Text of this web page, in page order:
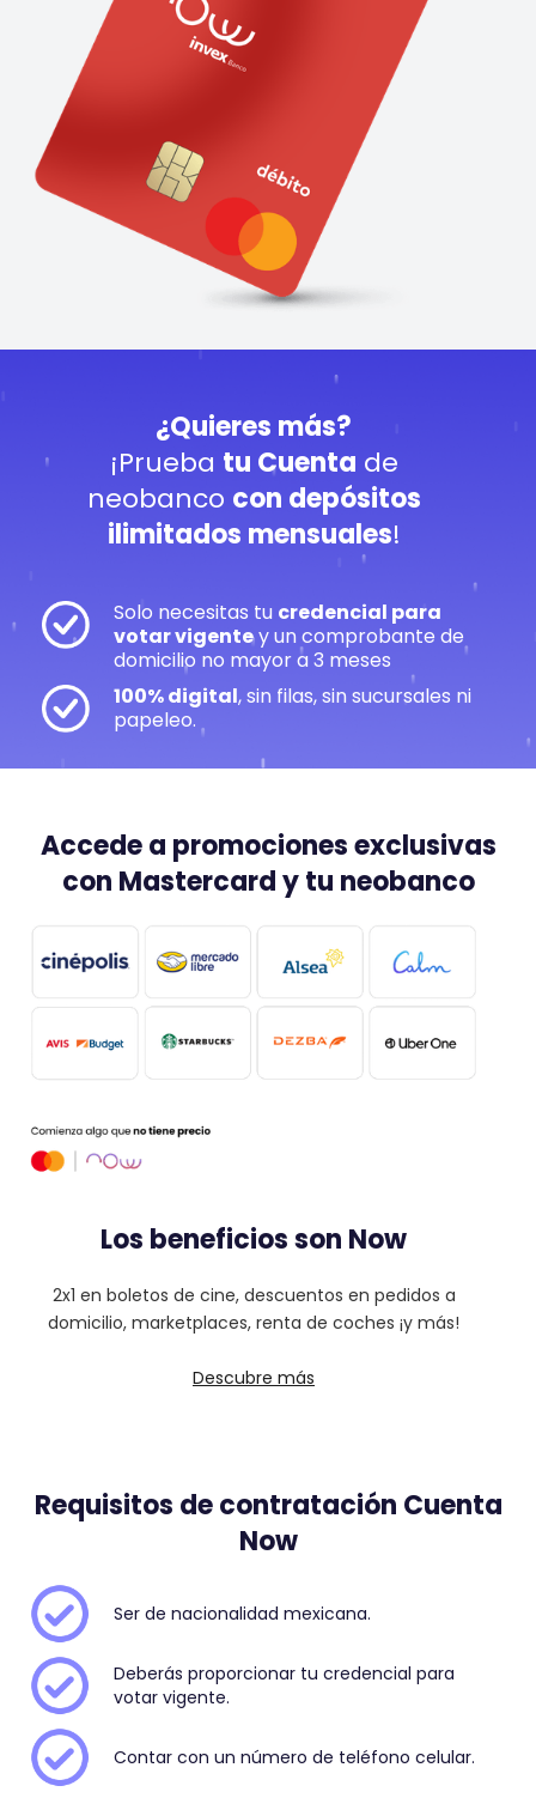
¿Quieres más?
¡Prueba tu Cuenta de
neobanco con depósitos
ilimitados mensuales!
Solo necesitas tu credencial para
votar vigentey un comprobante de
domicilio no mayor a 3 meses
100% digital, sin filas, sin sucursales ni
papeleo.
Accede a promociones exclusivas
con Mastercard y tu neobanco
Los beneficios son Now
2x1 en boletos de cine, descuentos en pedidos a
domicilio, marketplaces, renta de coches ¡y más!
Descubre más
Requisitos de contratación Cuenta
Now
Ser de nacionalidad mexicana.
Deberás proporcionar tu credencial para
votar vigente.
Contar con un número de teléfono celular.